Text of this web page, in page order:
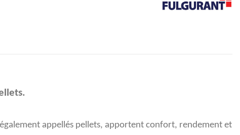
appellés pellets, apportent confort, rendement et